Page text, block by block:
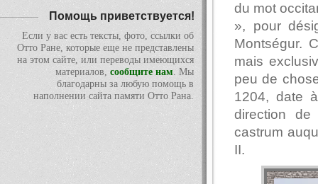
du mot
», pour
Montségur.
mais
peu de
1204, date
direction
castrum
II.
Помощь приветствуется!
Если у вас есть тексты, фото, ссылки об
Отто Ране, которые еще не представлены
на этом сайте, или переводы имеющихся
материалов, сообщите нам. Мы
благодарны за любую помощь в
наполнении сайта памяти Отто Рана.